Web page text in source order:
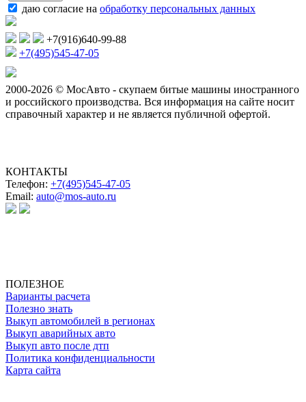
даю согласие на обработку персональных данных
+7(916)640-99-88
+7(495)545-47-05
2000-2026 © МосАвто - скупаем битые машины иностранного
и российского производства. Вся информация на сайте носит
справочный характер и не является публичной офертой.
КОНТАКТЫ
Телефон: +7(495)545-47-05
Email: auto@mos-auto.ru
ПОЛЕЗНОЕ
Варианты расчета
Полезно знать
Выкуп автомобилей в регионах
Выкуп аварийных авто
Выкуп авто после дтп
Политика конфиденциальности
Карта сайта